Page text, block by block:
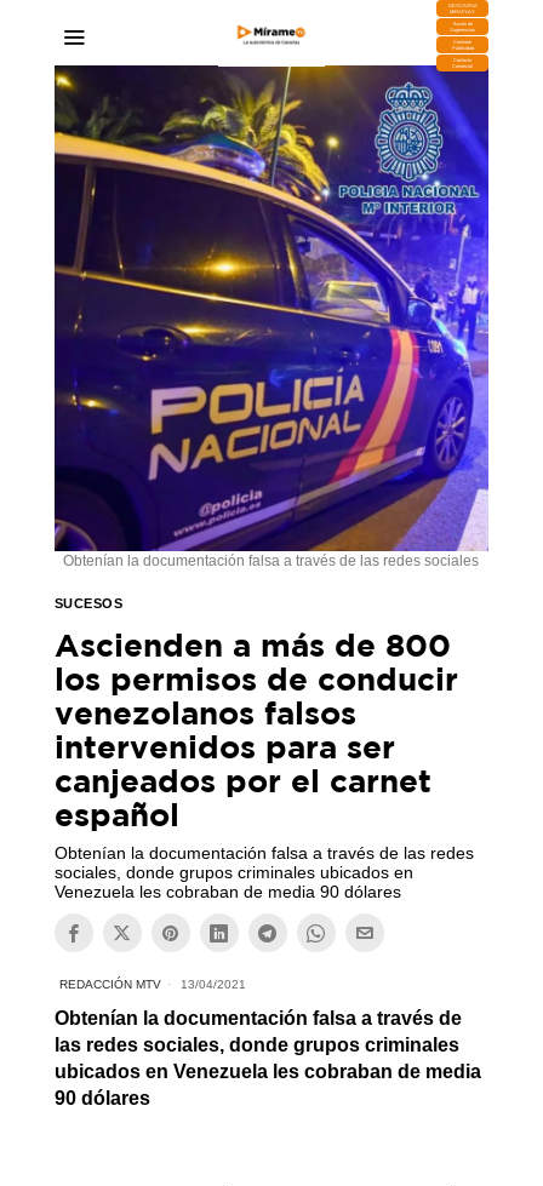
DESCARGA
MIRAPLAY
Buzón de
Sugerencias
Contratar
Publicidad
Contacto
Comercial
Obtenían la documentación falsa a través de las redes sociales
SUCESOS
Ascienden a más de 800
los permisos de conducir
venezolanos falsos
intervenidos para ser
canjeados por el carnet
español
Obtenían la documentación falsa a través de las redes
sociales, donde grupos criminales ubicados en
Venezuela les cobraban de media 90 dólares
REDACCIÓN MTV 13/04/2021
Obtenían la documentación falsa a través de
las redes sociales, donde grupos criminales
ubicados en Venezuela les cobraban de media
90 dólares